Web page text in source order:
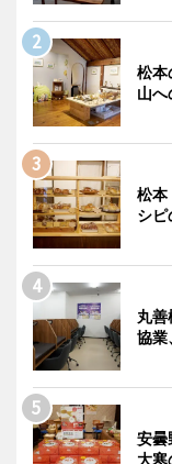
松本
山
松
シ
丸
協業
安曇
大寒